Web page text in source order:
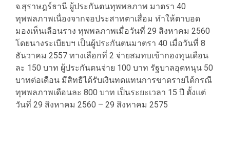
จ.สุราษฎร์ธานี ผู้ประกันตนทุพพลภาพ มาตรา 40
ทุพพลภาพเนื่องจากจอประสาทตาเสื่อม ทำให้ตาบอด
มองเห็นเลือนราง ทุพพลภาพเมื่อวันที่ 29 สิงหาคม 2560
โดยนางระเบียบฯ เป็นผู้ประกันตนมาตรา 40 เมื่อวันที่ 8
ธันวาคม 2557 ทางเลือกที่ 2 จ่ายสมทบเข้ากองทุนเดือน
ละ 150 บาท ผู้ประกันตนจ่าย 100 บาท รัฐบาลอุดหนุน 50
บาทต่อเดือน มีสิทธิได้รับเงินทดแทนการขาดรายได้กรณี
ทุพพลภาพเดือนละ 800 บาท เป็นระยะเวลา 15 ปี ตั้งแต่
วันที่ 29 สิงหาคม 2560 – 29 สิงหาคม 2575